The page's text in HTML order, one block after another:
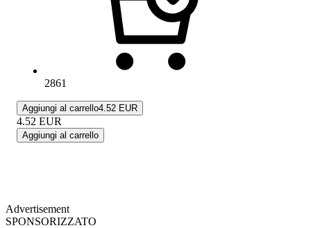
2861
Aggiungi al carrello4.52 EUR
4.52 EUR
Aggiungi al carrello
Advertisement
SPONSORIZZATO